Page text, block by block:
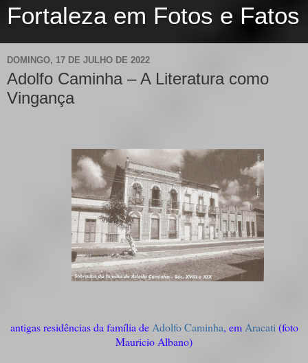
Fortaleza em Fotos e Fatos
DOMINGO, 17 DE JULHO DE 2022
Adolfo Caminha – A Literatura como
Vingança
antigas residências da família deAdolfo Caminha, emAracati(foto
Mauricio Albano)